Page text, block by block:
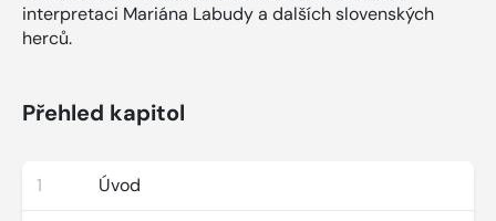
interpretaci Mariána Labudy a dalších slovenských
herců.
Přehled kapitol
1 Úvod